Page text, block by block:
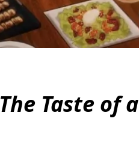
The Taste of a